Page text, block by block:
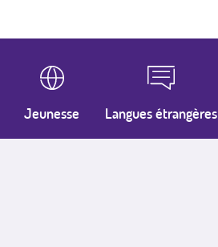
Jeunesse Langues étrangères